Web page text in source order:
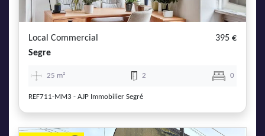
Local Commercial
395 €
Segre
25 m² 2 0
REF711-MM3 - AJP Immobilier Segré